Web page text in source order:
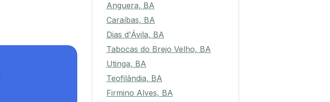
Anguera, BA
Caraíbas, BA
Dias d'Ávila, BA
Tabocas do Brejo Velho, BA
Utinga, BA
Teofilândia, BA
Firmino Alves, BA